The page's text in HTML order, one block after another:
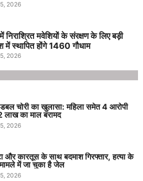
2026
निराश्रित मवेशियों के संरक्षण के लिए बड़ी
में स्थापित होंगे 1460 गौधाम
2026
चोरी का खुलासा: महिला समेत 4 आरोपी
लाख का माल बरामद
2026
और कारतूस के साथ बदमाश गिरफ्तार, हत्या के
में जा चुका है जेल
2026